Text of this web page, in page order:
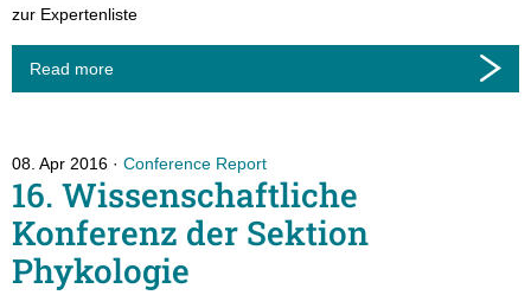
zur Expertenliste
Read more
08. Apr 2016 Conference Report
16. Wissenschaftliche
Konferenz der Sektion
Phykologie